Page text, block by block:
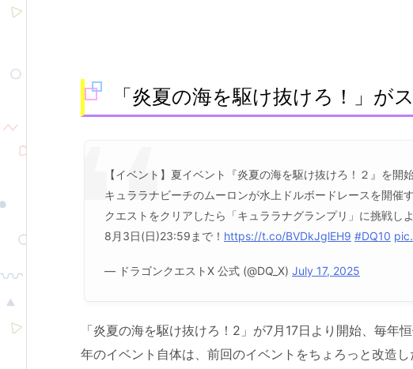
「炎夏の海を駆け抜けろ！」が
【イベント】夏イベント『炎夏の海を駆け抜けろ！２』を開
キュララナビーチのムーロンが水上ドルボードレースを開催
クエストをクリアしたら「キュララナグランプリ」に挑戦しよ
8月3日(日)23:59まで！ https://t.co/BVDkJglEH9 #DQ10
— ドラゴンクエストX 公式 (@DQ_X) July 17, 2025
「炎夏の海を駆け抜けろ！2」が7月17日より開始、毎年
年のイベント自体は、前回のイベントをちょろっと改造